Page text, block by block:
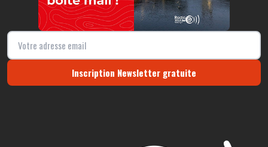
Inscription Newsletter gratuite